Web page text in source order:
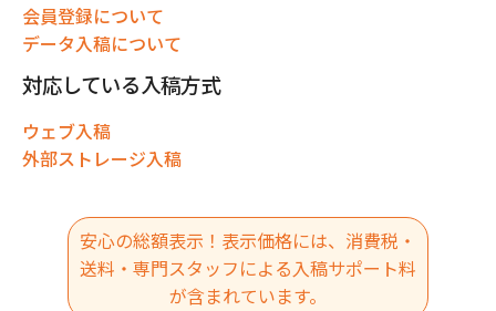
会員登録について
データ入稿について
対応している入稿方式
ウェブ入稿
外部ストレージ入稿
安心の総額表示！表示価格には、消費税・
送料・専門スタッフによる入稿サポート料
が含まれています。